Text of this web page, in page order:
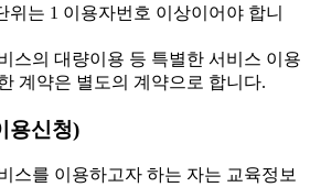
위는 1 이용자번호 이상이어야 합니
스의 대량이용 등 특별한 서비스 이용
계약은 별도의 계약으로 합니다.
용신청)
스를 이용하고자 하는 자는 교육정보